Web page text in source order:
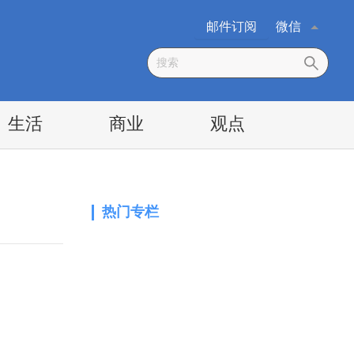
微信
邮件订阅
生活 商业 观点
热门专栏